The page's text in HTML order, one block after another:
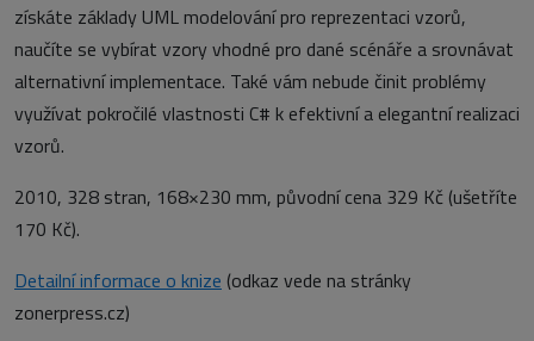
získáte základy UML modelování pro reprezentaci vzorů,
naučíte se vybírat vzory vhodné pro dané scénáře a srovnávat
alternativní implementace. Také vám nebude činit problémy
využívat pokročilé vlastnosti C# k efektivní a elegantní realizaci
vzorů.
2010, 328 stran, 168×230 mm, původní cena 329 Kč (ušetříte
170 Kč).
Detailní informace o knize (odkaz vede na stránky
zonerpress.cz)